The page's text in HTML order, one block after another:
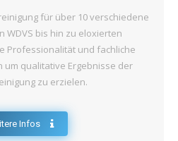
für über 10 verschiedene
WDVS bis hin zu eloxierten
Professionalität und fachliche
um qualitative Ergebnisse der
zu erzielen.
Infos